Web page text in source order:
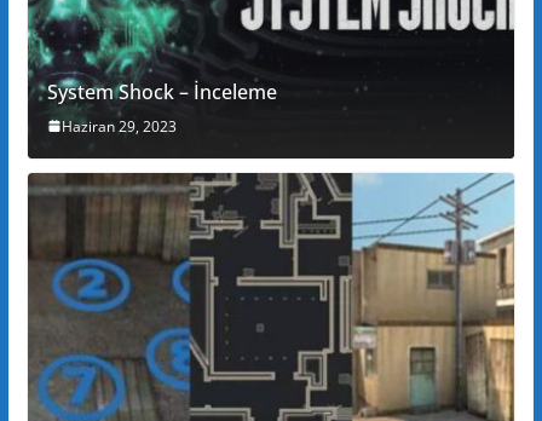
System Shock – İnceleme
Haziran 29, 2023